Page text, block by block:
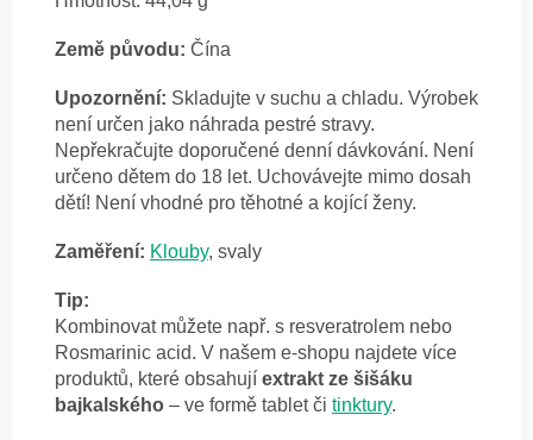
Země původu: Čína
Upozornění: Skladujte v suchu a chladu. Výrobek
není určen jako náhrada pestré stravy.
Nepřekračujte doporučené denní dávkování. Není
určeno dětem do 18 let. Uchovávejte mimo dosah
dětí! Není vhodné pro těhotné a kojící ženy.
Zaměření: Klouby, svaly
Tip:
Kombinovat můžete např. s resveratrolem nebo
Rosmarinic acid. V našem e-shopu najdete více
produktů, které obsahují extrakt ze šišáku
bajkalského – ve formě tablet či tinktury.